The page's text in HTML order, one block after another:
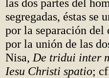
las dos partes del
segregadas, éstas se
por la separación del
por la unión de las
Nisa, De tridui inter
Iesu Christi spatio;